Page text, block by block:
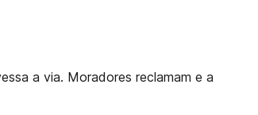
a via. Moradores reclamam e a